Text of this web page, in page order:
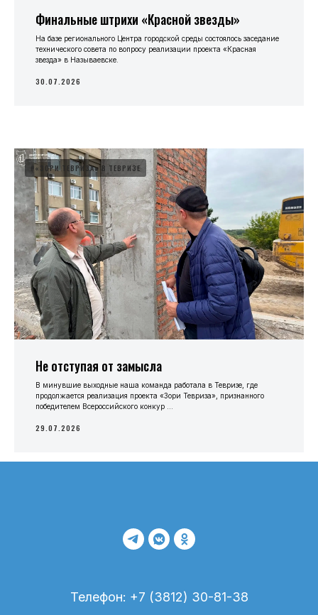
Финальные штрихи «Красной звезды»
На базе регионального Центра городской среды состоялось заседание
технического совета по вопросу реализации проекта «Красная
звезда» в Называевске.
30.07.2026
#«ЗОРИ ТЕВРИЗА» В ТЕВРИЗЕ
Не отступая от замысла
В минувшие выходные наша команда работала в Тевризе, где
продолжается реализация проекта «Зори Тевриза», признанного
победителем Всероссийского конкур ...
29.07.2026
Телефон: +7 (3812) 30-81-38